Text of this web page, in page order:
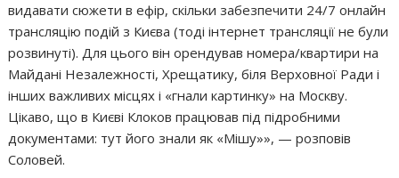
видавати сюжети в ефір, скільки забезпечити 24/7 онлайн
трансляцію подій з Києва (тоді інтернет трансляції не були
розвинуті). Для цього він орендував номера/квартири на
Майдані Незалежності, Хрещатику, біля Верховної Ради і
інших важливих місцях і «гнали картинку» на Москву.
Цікаво, що в Києві Клоков працював під підробними
документами: тут його знали як «Мішу»», — розповів
Соловей.